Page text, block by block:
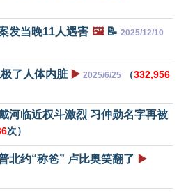
发当晚11人遇害 🖼️📝 2025/12/10
了人体内脏 ▶️ 2025/6/25 （332,956
河临近权斗激烈 习仲勋名字再被
次）
北约“称爸” 卢比奥笑翻了 ▶️